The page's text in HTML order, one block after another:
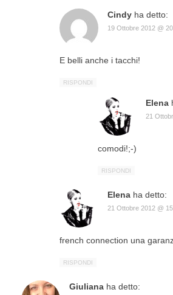
Cindy ha detto:
19 Ottobre 2012 @
E belli anche i tacchi!
RISPONDI
Elena
21
comodi!;-)
RISPONDI
Elena ha detto:
21 Ottobre 2012 @
french connection una
RISPONDI
Giuliana ha detto: